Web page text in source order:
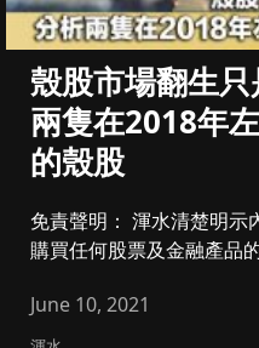
殼股市場翻生
兩隻在2018年
的殼股
免責聲明： 渾水清楚明示
購買任何股票及金融產品
June 10, 2021